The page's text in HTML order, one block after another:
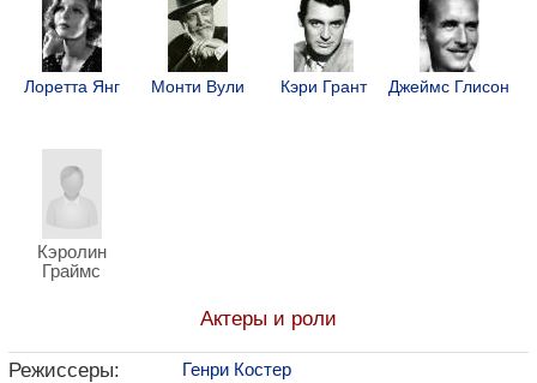
Лоретта Янг Монти Вули Кэри Грант Джеймс Глисон
Кэролин
Граймс
Актеры и роли
Режиссеры: Генри Костер